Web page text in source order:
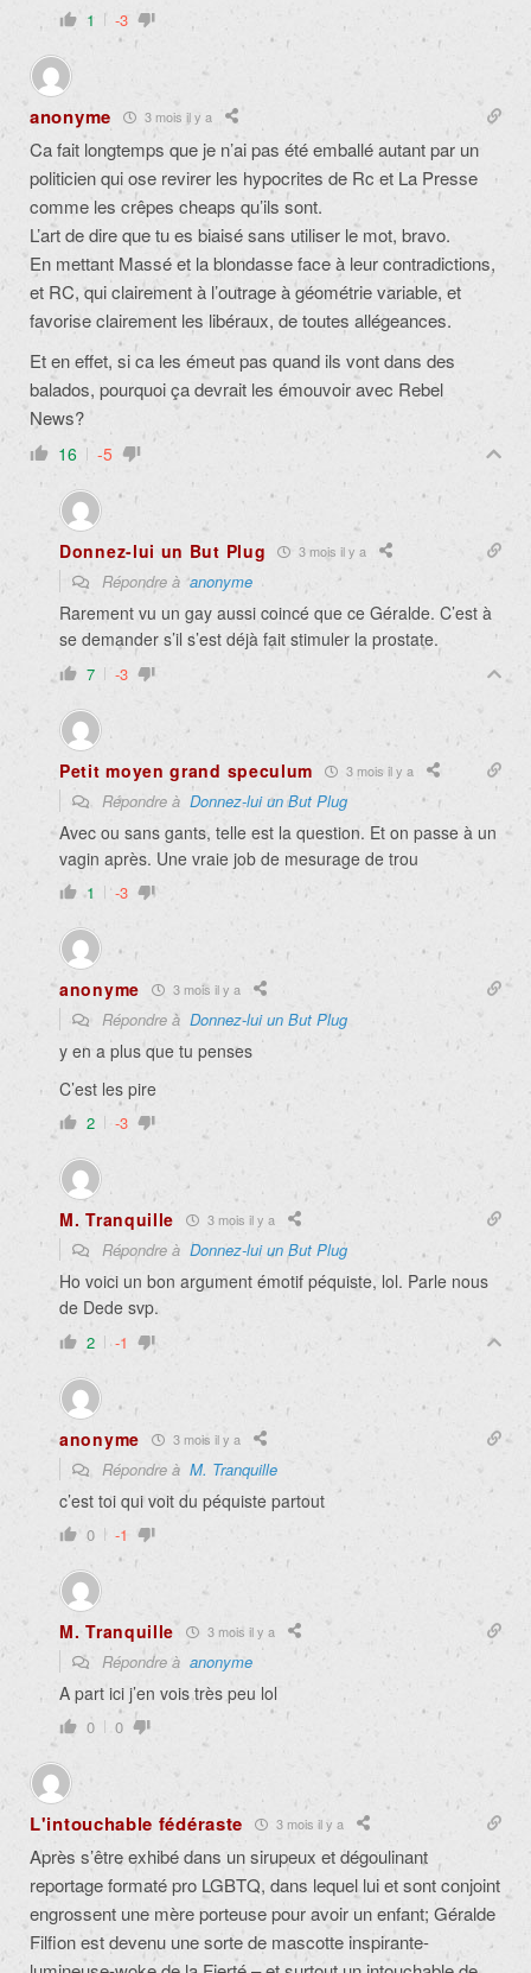
1 -3
anonyme 3 mois il y a
Ca fait longtemps que je n’ai pas été emballé autant par un
politicien qui ose revirer les hypocrites de Rc et La Presse
comme les crêpes cheaps qu’ils sont.
L’art de dire que tu es biaisé sans utiliser le mot, bravo.
En mettant Massé et la blondasse face à leur contradictions,
et RC, qui clairement à l’outrage à géométrie variable, et
favorise clairement les libéraux, de toutes allégeances.
Et en effet, si ca les émeut pas quand ils vont dans des
balados, pourquoi ça devrait les émouvoir avec Rebel
News?
16 -5
Donnez-lui un But Plug 3 mois il y a
Répondre àanonyme
Rarement vu un gay aussi coincé que ce Géralde. C’est à
se demander s’il s’est déjà fait stimuler la prostate.
7 -3
Petit moyen grand speculum 3 mois il y a
Répondre à Donnez-lui un But Plug
Avec ou sans gants, telle est la question. Et on passe à un
vagin après. Une vraie job de mesurage de trou
1 -3
anonyme 3 mois il y a
Répondre à Donnez-lui un But Plug
y en a plus que tu penses
C’est les pire
2 -3
M. Tranquille 3 mois il y a
Répondre à Donnez-lui un But Plug
Ho voici un bon argument émotif péquiste, lol. Parle nous
de Dede svp.
2 -1
anonyme 3 mois il y a
Répondre à M. Tranquille
c’est toi qui voit du péquiste partout
0 -1
M. Tranquille 3 mois il y a
Répondre à anonyme
A part ici j’en vois très peu lol
0 0
L'intouchable fédéraste 3 mois il y a
Après s’être exhibé dans un sirupeux et dégoulinant
reportage formaté pro LGBTQ, dans lequel lui et sont conjoint
engrossent une mère porteuse pour avoir un enfant; Géralde
Filfion est devenu une sorte de mascotte inspirante-